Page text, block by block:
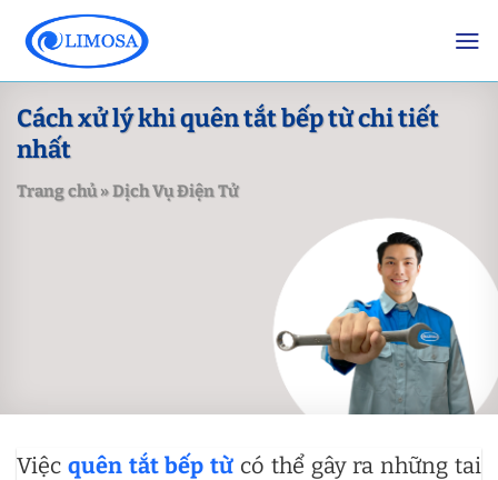
content
Cách xử lý khi quên tắt bếp từ chi tiết
nhất
Trang chủ»Dịch Vụ Điện Tử
Việc quên tắt bếp từ có thể gây ra những tai